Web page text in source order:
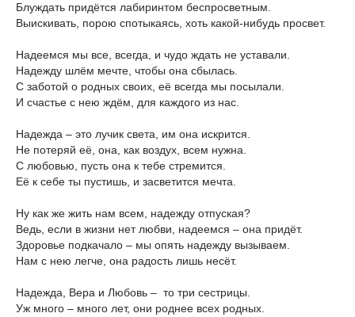
Блуждать придётся лабиринтом беспросветным.
Выискивать, порою спотыкаясь, хоть какой-нибудь просвет.
Надеемся мы все, всегда, и чудо ждать не уставали.
Надежду шлём мечте, чтобы она сбылась.
С заботой о родных своих, её всегда мы посылали.
И счастье с нею ждём, для каждого из нас.
Надежда – это лучик света, им она искрится.
Не потеряй её, она, как воздух, всем нужна.
С любовью, пусть она к тебе стремится.
Её к себе ты пустишь, и засветится мечта.
Ну как же жить нам всем, надежду отпуская?
Ведь, если в жизни нет любви, надеемся – она придёт.
Здоровье подкачало – мы опять надежду вызываем.
Нам с нею легче, она радость лишь несёт.
Надежда, Вера и Любовь – то три сестрицы.
Уж много – много лет, они роднее всех родных.